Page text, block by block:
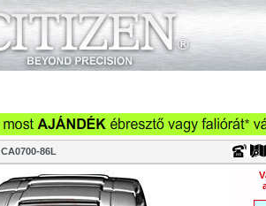
CA0700-86L